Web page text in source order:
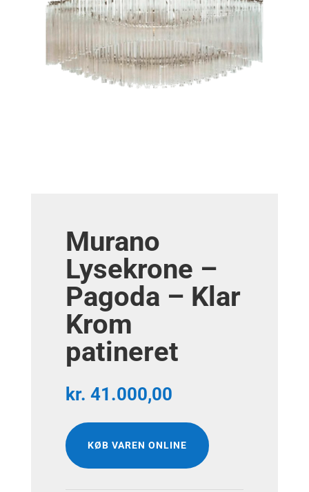
Murano
Lysekrone –
Pagoda – Klar
Krom
patineret
kr. 41.000,00
KØB VAREN ONLINE